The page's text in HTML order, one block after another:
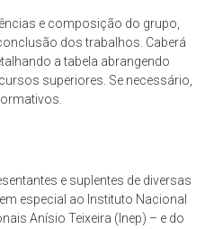
e composição do grupo,
dos trabalhos. Caberá
a tabela abrangendo
superiores. Se necessário,
e suplentes de diversas
especial ao Instituto Nacional
Anísio Teixeira (Inep) – e do